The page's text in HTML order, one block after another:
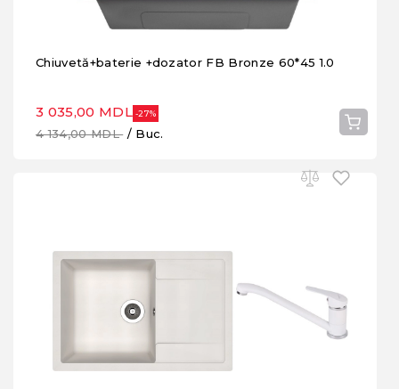
Chiuvetă+baterie +dozator FB Bronze 60*45 1.0
3 035,00 MDL -27%
4 134,00 MDL/ Buc.